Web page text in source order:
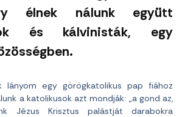
élnek nálunk együtt
és kálvinisták, egy
lányom egy görögkatolikus pap fiához
a katolikusok azt mondják: „a gond az,
Jézus Krisztus palástját darabokra